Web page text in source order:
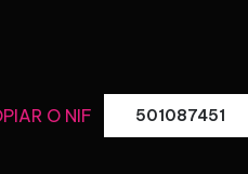
O NIF 501087451